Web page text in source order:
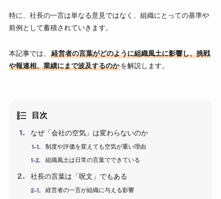
特に、社長の一言は単なる意見ではなく、組織にとっての基準や
前例として蓄積されていきます。
本記事では、
経営者の言葉がどのように組織風土に影響し、挑戦
や報連相、業績にまで波及するのかを解説します。
目次
なぜ「会社の空気」は変わらないのか
制度や評価を変えても空気が重い理由
組織風土は日常の言葉でできている
社長の言葉は「呪文」でもある
経営者の一言が組織に与える影響